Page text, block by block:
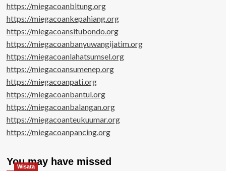
https://miegacoanbitung.org
https://miegacoankepahiang.org
https://miegacoansitubondo.org
https://miegacoanbanyuwangijatim.org
https://miegacoanlahatsumsel.org
https://miegacoansumenep.org
https://miegacoanpati.org
https://miegacoanbantul.org
https://miegacoanbalangan.org
https://miegacoanteukuumar.org
https://miegacoanpancing.org
You may have missed
Wisata